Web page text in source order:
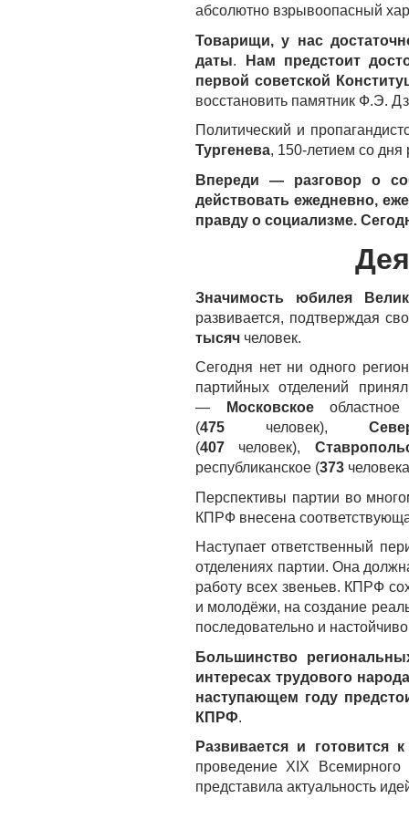
абсолютно взрывоопасный
Товарищи, у нас
даты.
Нам предстоит
первой советской
восстановить памятник Ф.Э.
Политический и
Тургенева, 150-летием со
Впереди — разговор о
действовать ежедневно,
правду о социализме.
Значимость юбилея
развивается, подтверждая
тысяч человек.
Сегодня нет ни одного
партийных отделений
—
Московское
(475 человек),
(407 человек),
республиканское (373
Перспективы партии во
КПРФ внесена
Наступает ответственный
отделениях партии. Она
работу всех звеньев. КПРФ
и молодёжи, на создание
последовательно и
Большинство
интересах трудового
наступающем году
КПРФ.
Развивается и готовится
проведение XIX
представила актуальность